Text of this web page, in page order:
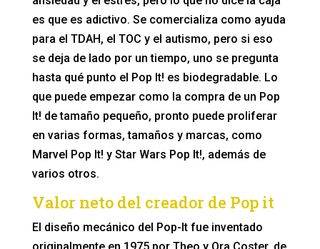
es que es adictivo. Se comercializa como ayuda
para el TDAH, el TOC y el autismo, pero si eso
se deja de lado por un tiempo, uno se pregunta
hasta qué punto el Pop It! es biodegradable. Lo
que puede empezar como la compra de un Pop
It! de tamaño pequeño, pronto puede proliferar
en varias formas, tamaños y marcas, como
Marvel Pop It! y Star Wars Pop It!, además de
varios otros.
Valor neto del creador de Pop it
El diseño mecánico del Pop-It fue inventado